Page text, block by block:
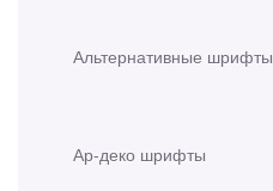
Альтернативные шрифты
Ар-деко шрифты